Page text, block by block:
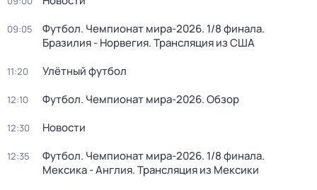
09:05
Футбол. Чемпионат мира-2026. 1/8 финала.
Бразилия - Норвегия. Трансляция из США
11:20 Улётный футбол
12:10 Футбол. Чемпионат мира-2026. Обзор
12:30 Новости
12:35
Футбол. Чемпионат мира-2026. 1/8 финала.
Мексика - Англия. Трансляция из Мексики